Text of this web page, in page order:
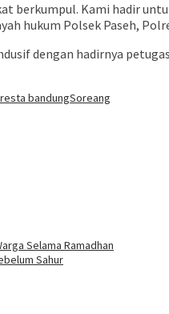
berkumpul. Kami hadir
hukum Polsek Paseh,
dengan hadirnya
bandungSoreang
Selama Ramadhan
Sahur